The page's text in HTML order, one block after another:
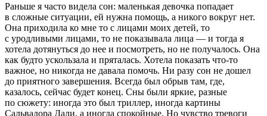
Раньше я часто видела сон: маленькая девочка попадает
в сложные ситуации, ей нужна помощь, а никого вокруг нет.
Она приходила ко мне то с лицами моих детей, то
с уродливыми лицами, то не показывала лица — и тогда я
хотела дотянуться до нее и посмотреть, но не получалось. Она
как будто ускользала и пряталась. Хотела показать что-то
важное, но никогда не давала помочь. Ни разу сон не дошел
до приятного завершения. Всегда был обрыв там, где,
казалось, сейчас будет конец. Сны были яркие, разные
по сюжету: иногда это был триллер, иногда картины
Сальвадора Дали, а иногда спокойные. Но чувство тревоги